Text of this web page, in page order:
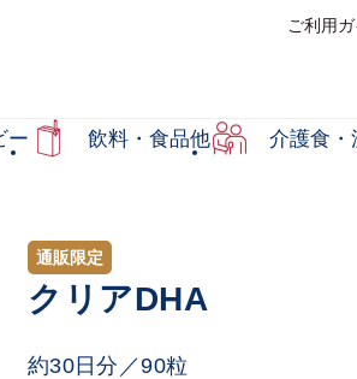
ご利用
ー 飲料・食品他 介護食・
通販限定
クリアDHA
約30日分／90粒